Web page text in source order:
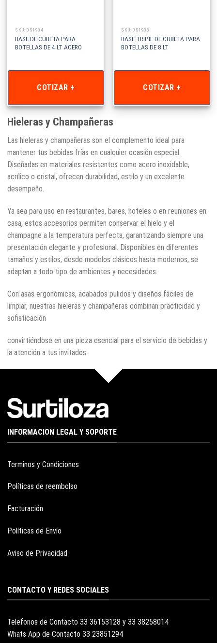
SKU: DS1934
BASE DE CUBETA PARA
BOTELLAS DE 4 LT ACERO
COTIZAR +
SKU: DS1938
BASE TRIPIE DE CUBETA PARA
BOTELLAS DE 8 LT
COTIZAR +
Hieleras y Champañeras
Las hieleras y champañeras son el complemento ideal para
mantener tus bebidas frías en cualquier ocasión especial.
Diseñadas en materiales resistentes como acero inoxidable,
acrílico o cristal, ofrecen durabilidad, estilo y un excelente
desempeño.
Ya sea para uso en restaurantes, bares, hoteles o en reuniones en
casa, estos accesorios permiten conservar el hielo y el
champagne a la temperatura perfecta, garantizando siempre una
presentación elegante y profesional. Disponibles en diferentes
tamaños y estilos, desde modelos clásicos hasta modernos, se
adaptan a todo tipo de ambientes y necesidades.
Con asas ergonómicas, acabados pulidos y diseños fáciles de
limpiar, nuestras hieleras y champañeras combinan practicidad y
sofisticación
convirtiéndose en una pieza esencial para el servicio de bebidas y
la atención a tus invitados.
INFORMACION LEGAL Y SOPORTE
Terminos y Condiciones
Políticas de reembolso
Facturación
Políticas de Envío
Aviso de Privacidad
CONTACTO Y REDES SOCIALES
Telefonos de Contacto 33 36153128 y 33 38258014
Whats App de Contacto 33 23851294